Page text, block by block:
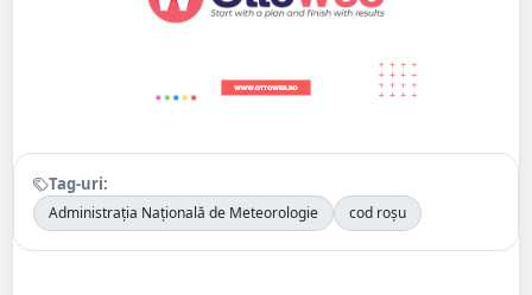
Tag-uri:
Administrația Națională de Meteorologie cod roșu